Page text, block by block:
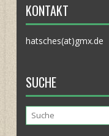
KONTAKT
hatsches(at)gmx.de
SUCHE